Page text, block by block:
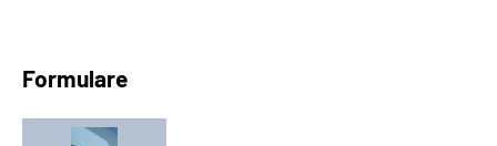
Formulare